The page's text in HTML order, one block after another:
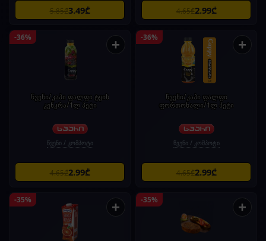
5.85₾3.49₾ 4.65₾2.99₾
-36% +
წვენი/კაპი ფალფი ტყის
კენკრა/1ლ პეტი
წვენი / კომპოტი
4.65₾2.99₾
-36% +
წვენი/კაპი ფალფი
ფორთოხალი/1ლ პეტი
წვენი / კომპოტი
4.65₾2.99₾
-35% + -35% +